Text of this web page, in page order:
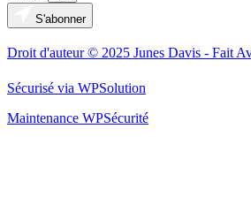
S'abonner
Droit d'auteur © 2025 Junes Davis - Fait
Sécurisé via WPSolution
Maintenance WPSécurité